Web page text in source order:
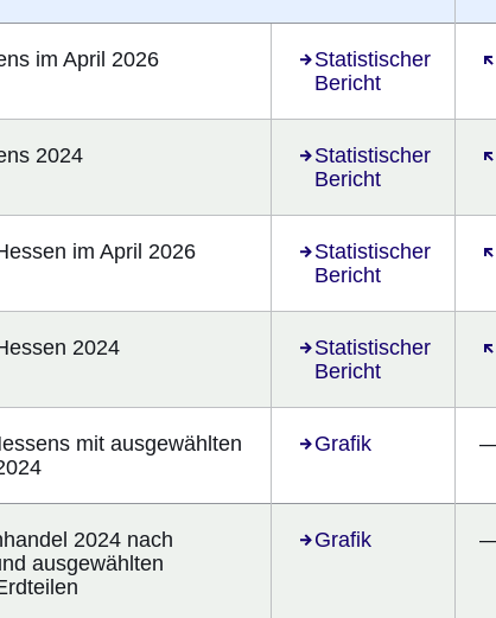
im April 2026
Statistischer
Bericht
Öffnet sich in einem
2024
Statistischer
Bericht
Öffnet sich in einem
im April 2026
Statistischer
Bericht
Öffnet sich in einem
2024
Statistischer
Bericht
Öffnet sich in einem
mit ausgewählten
Grafik
Öffnet sich in einem
2024 nach
ausgewählten
Grafik
Öffnet sich in einem